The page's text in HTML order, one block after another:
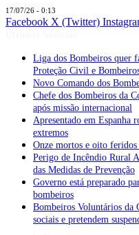
17/07/26 - 0:13
Facebook X (Twitter)
Liga dos Bombeiros quer
Proteção Civil e
Novo Comando dos
Chefe dos Bombeiros da
após missão internacional
Apresentado em Espanha
extremos
Onze mortos e oito
Perigo de Incêndio Rural
das Medidas de Prevenção
Governo está preparado
bombeiros
Bombeiros Voluntários da
sociais e pretendem